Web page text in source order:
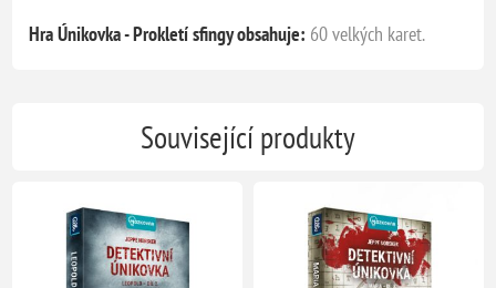
Hra Únikovka - Prokletí sfingy obsahuje: 60 velkých karet.
Související produkty